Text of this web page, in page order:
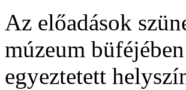
Az előadások
múzeum
egyeztetett